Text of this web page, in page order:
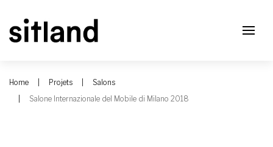
Home Projets
Salons
Salone Internazionale del Mobile di Milano 2018